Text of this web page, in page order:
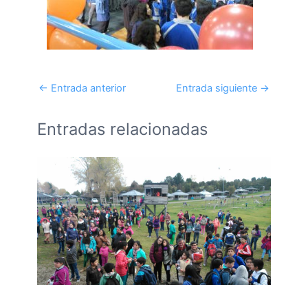
← Entrada anterior Entrada siguiente →
Entradas relacionadas